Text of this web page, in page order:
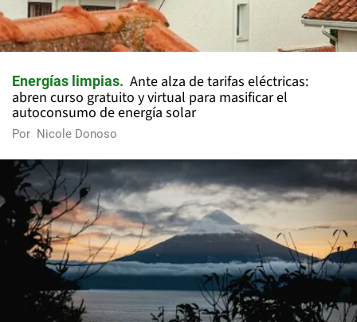
Energías limpias
Ante alza de tarifas eléctricas:
abren curso gratuito y virtual para masificar el
autoconsumo de energía solar
Por Nicole Donoso